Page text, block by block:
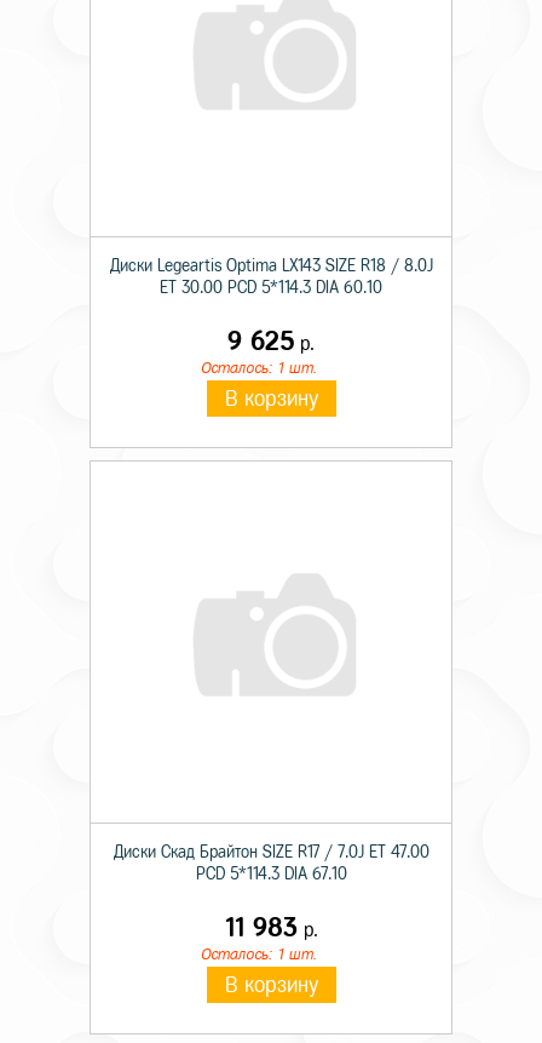
Диски Legeartis Optima LX143 SIZE R18 / 8.0J
ET 30.00 PCD 5*114.3 DIA 60.10
9 625 р.
Осталось: 1 шт.
В корзину
Диски Скад Брайтон SIZE R17 / 7.0J ET 47.00
PCD 5*114.3 DIA 67.10
11 983р.
Осталось: 1 шт.
В корзину